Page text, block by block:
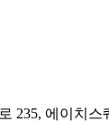
235, 에이치스